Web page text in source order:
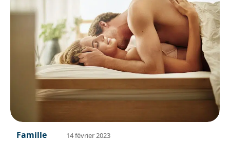
Famille 14 février 2023